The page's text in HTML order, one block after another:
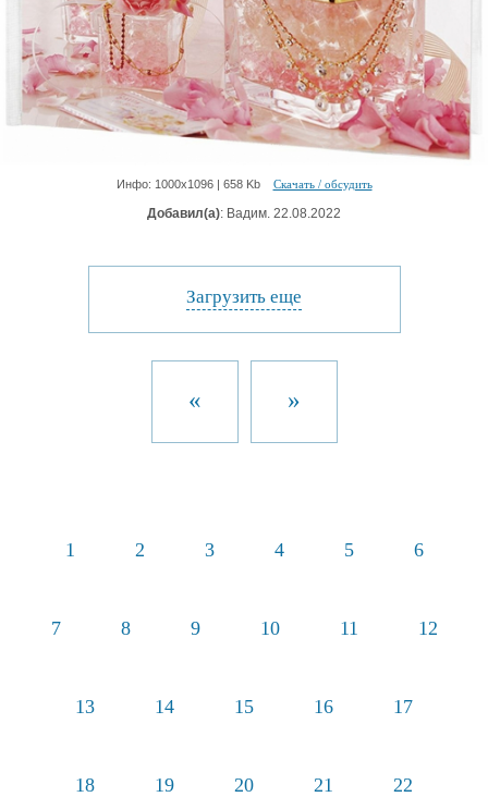
Инфо: 1000х1096 | 658 Kb Скачать / обсудить
Добавил(а): Вадим. 22.08.2022
Загрузить еще
« »
1 2 3 4 5 6
7 8 9 10 11 12
13 14 15 16 17
18 19 20 21 22